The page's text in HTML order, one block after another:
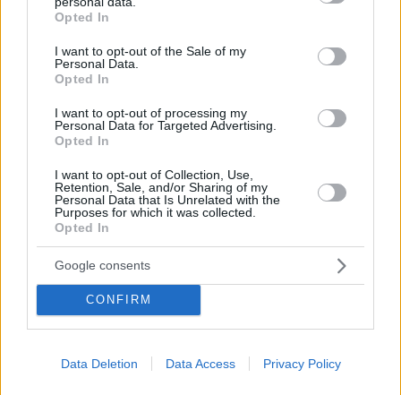
grant or deny consent to Google and its third-party tags to
use your data for below specified purposes in below Google
consent section.
Opted In
I want to opt-out of the Sale of my
Personal Data.
Opted In
I want to opt-out of processing my
Personal Data for Targeted Advertising.
Opted In
I want to opt-out of Collection, Use,
Retention, Sale, and/or Sharing of my
Personal Data that Is Unrelated with the
Purposes for which it was collected.
Opted In
Google consents
CONFIRM
Data Deletion Data Access Privacy Policy
* Υποχρεωτικά πεδία
ΡΟΗ ΕΙΔΗΣΕΩΝ
Ειδήσεις Δημοφιλή
Καρκίνος Παχέος Εντέρου: Η «ένοχη» διατροφή που
αυξάνει τον κίνδυνο κατακόρυφα – Ποια τρόφιμα
προστατεύουν
πριν 5 λεπτά
Στις φλόγες δύο διυλιστήρια πετρελαίου στη Ρωσία
μετά από ουκρανική επίθεση με drones
πριν 6 λεπτά
ίσως δεν γνωρίζατε για αυτά τα υπέροχα πλάσματα